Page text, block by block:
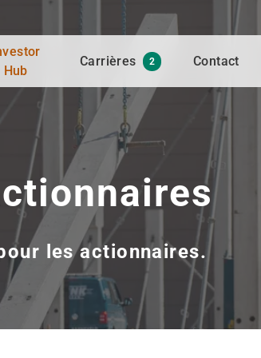
Hub
Carrières 2 Contact
les actionnaires.